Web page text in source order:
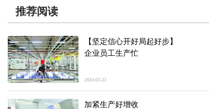
推荐阅读
【坚定信心开好局起好步】
企业员工生产忙
2024-02-22
加紧生产好增收